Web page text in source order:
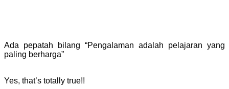
Ada pepatah bilang “Pengalaman adalah pelajaran yang
paling berharga”
Yes, that’s totally true!!